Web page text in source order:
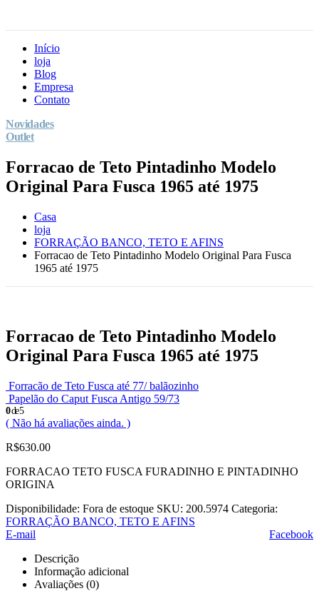
Início
loja
Blog
Empresa
Contato
Novidades
Outlet
Forracao de Teto Pintadinho Modelo
Original Para Fusca 1965 até 1975
Casa
loja
FORRAÇÃO BANCO, TETO E AFINS
Forracao de Teto Pintadinho Modelo Original Para Fusca
1965 até 1975
Forracao de Teto Pintadinho Modelo
Original Para Fusca 1965 até 1975
Forracão de Teto Fusca até 77/ balãozinho
Papelão do Caput Fusca Antigo 59/73
0de 5
( Não há avaliações ainda. )
R$630.00
FORRACAO TETO FUSCA FURADINHO E PINTADINHO
ORIGINA
Disponibilidade: Fora de estoque SKU: 200.5974 Categoria:
FORRAÇÃO BANCO, TETO E AFINS
Facebook
E-mail
Descrição
Informação adicional
Avaliações (0)